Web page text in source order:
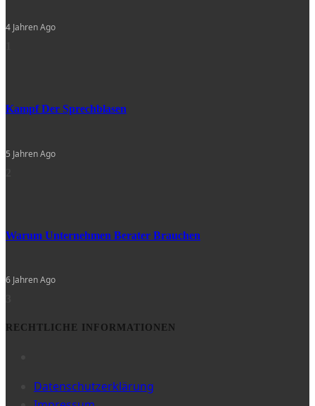
4 Jahren Ago
Kampf Der Sprechblasen
5 Jahren Ago
Warum Unternehmen Berater Brauchen
6 Jahren Ago
RECHTLICHE INFORMATIONEN
Datenschutzerklärung